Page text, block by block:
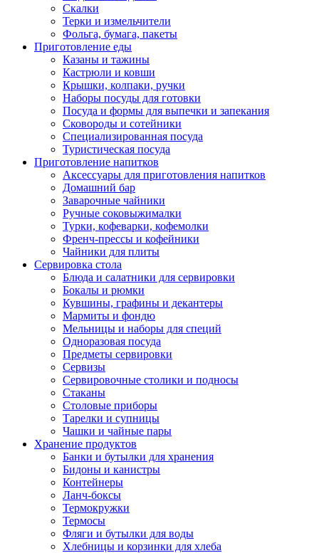
Скалки
Терки и измельчители
Фольга, бумага, пакеты
Приготовление еды
Казаны и тажины
Кастрюли и ковши
Крышки, колпаки, ручки
Наборы посуды для готовки
Посуда и формы для выпечки и запекания
Сковороды и сотейники
Специализированная посуда
Туристическая посуда
Приготовление напитков
Аксессуары для приготовления напитков
Домашний бар
Заварочные чайники
Ручные соковыжималки
Турки, кофеварки, кофемолки
Френч-прессы и кофейники
Чайники для плиты
Сервировка стола
Блюда и салатники для сервировки
Бокалы и рюмки
Кувшины, графины и декантеры
Мармиты и фондю
Мельницы и наборы для специй
Одноразовая посуда
Предметы сервировки
Сервизы
Сервировочные столики и подносы
Стаканы
Столовые приборы
Тарелки и супницы
Чашки и чайные пары
Хранение продуктов
Банки и бутылки для хранения
Бидоны и канистры
Контейнеры
Ланч-боксы
Термокружки
Термосы
Фляги и бутылки для воды
Хлебницы и корзинки для хлеба